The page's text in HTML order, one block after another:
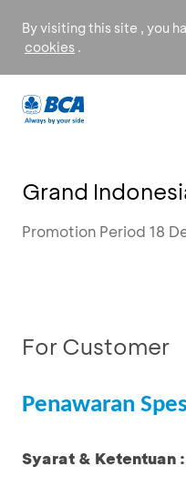
By visiting this site , you
cookies .
Grand
Promotion Period 18
For Customer
Penawaran
Syarat & Ketentuan :